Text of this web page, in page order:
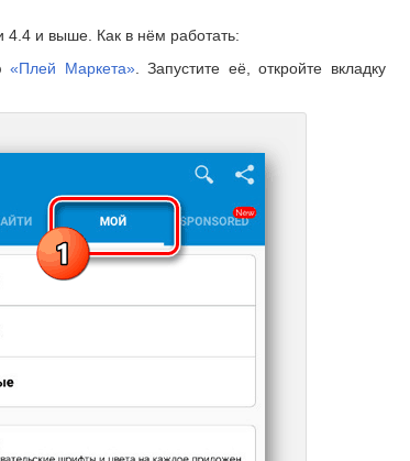
4.4 и выше. Как в нём работать:
«Плей Маркета». Запустите её, откройте вкладку